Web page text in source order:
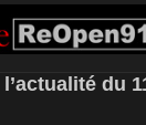
– du